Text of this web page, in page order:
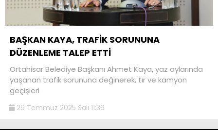
BAŞKAN KAYA, TRAFİK SORUNUNA
DÜZENLEME TALEP ETTİ
Ortahisar Belediye Başkanı Ahmet Kaya, yaz aylarında
yaşanan trafik sorununa değinerek, tır ve kamyon
geçişleri
29 Temmuz 2025 Salı 11:39